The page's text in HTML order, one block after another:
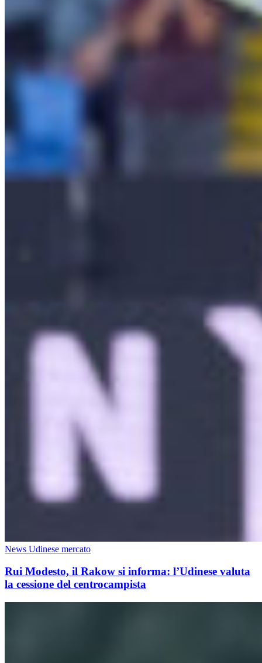
News Udinese mercato
Rui Modesto, il Rakow si informa: l’Udinese valuta
la cessione del centrocampista